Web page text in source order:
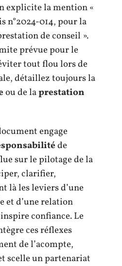
explicite la mention «
n°2024-014, pour la
de conseil ».
prévue pour le
tout flou lors de
détaillez toujours la
ou de laprestation
engage
de
sur le pilotage de la
clarifier,
là les leviers d’une
et d’une relation
confiance. Le
ces réflexes
de l’acompte,
scelle un partenariat